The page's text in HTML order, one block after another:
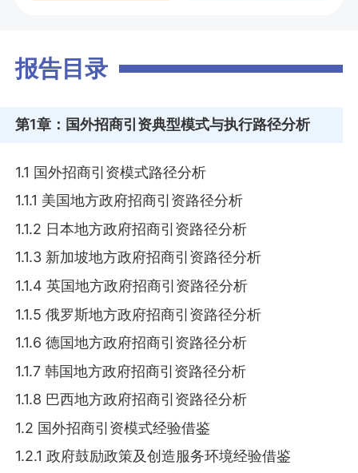
报告目录
第1章 ：国外招商引资典型模式与执行路径分析
1.1 国外招商引资模式路径分析
1.1.1 美国地方政府招商引资路径分析
1.1.2 日本地方政府招商引资路径分析
1.1.3 新加坡地方政府招商引资路径分析
1.1.4 英国地方政府招商引资路径分析
1.1.5 俄罗斯地方政府招商引资路径分析
1.1.6 德国地方政府招商引资路径分析
1.1.7 韩国地方政府招商引资路径分析
1.1.8 巴西地方政府招商引资路径分析
1.2 国外招商引资模式经验借鉴
1.2.1 政府鼓励政策及创造服务环境经验借鉴